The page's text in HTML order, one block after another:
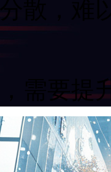
散，
，需